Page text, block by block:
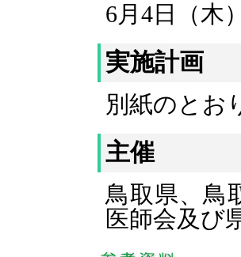
6月4日（木
実施計画
別紙のとお
主催
鳥取県、鳥
医師会及び